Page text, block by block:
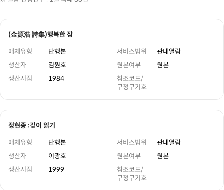
(金源浩 詩集)행복한 잠
매체유형
단행본 서비스범위
관내열람
생산자
김원호 원본여부
원본
생산시점
1984
참조코드/
구청구기호
정현종 :깊이 읽기
매체유형
단행본 서비스범위
관내열람
생산자
이광호 원본여부
원본
생산시점
1999
참조코드/
구청구기호